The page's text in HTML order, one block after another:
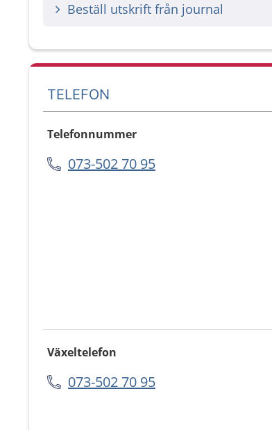
Beställ utskrift från journal
TELEFON
Telefonnummer
073-502 70 95
Växeltelefon
073-502 70 95